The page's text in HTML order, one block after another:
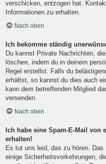
verschicken, entzogen hat.
Informationen zu erhalten.
Nach oben
Ich bekomme ständig
Du kannst Private Nachrichten,
löschen, indem du in deinem
Regel erstellst. Falls du
erhältst, so kannst du dies auch
kann dem betreffenden Mitglied
versenden.
Nach oben
Ich habe eine Spam-E-Mail
erhalten!
Es tut uns leid, das zu hören.
einige Sicherheitsvorkehrungen,